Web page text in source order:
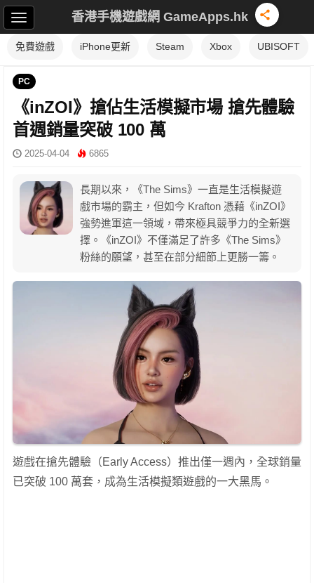
香港手機遊戲網 GameApps.hk
免費遊戲 iPhone更新 Steam Xbox UBISOFT
PC
《inZOI》搶佔生活模擬市場 搶先體驗
首週銷量突破 100 萬
2025-04-04 6865
長期以來，《The Sims》一直是生活模擬遊
戲市場的霸主，但如今 Krafton 憑藉《inZOI》
強勢進軍這一領域，帶來極具競爭力的全新選
擇。《inZOI》不僅滿足了許多《The Sims》
粉絲的願望，甚至在部分細節上更勝一籌。
遊戲在搶先體驗（Early Access）推出僅一週內，全球銷量
已突破 100 萬套，成為生活模擬類遊戲的一大黑馬。